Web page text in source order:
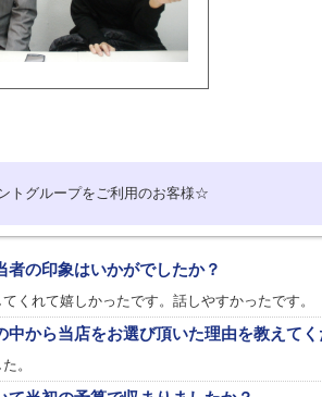
トグループをご利用のお客様☆
者の印象はいかがでしたか？
くれて嬉しかったです。話しやすかったです。
中から当店をお選び頂いた理由を教えて
。